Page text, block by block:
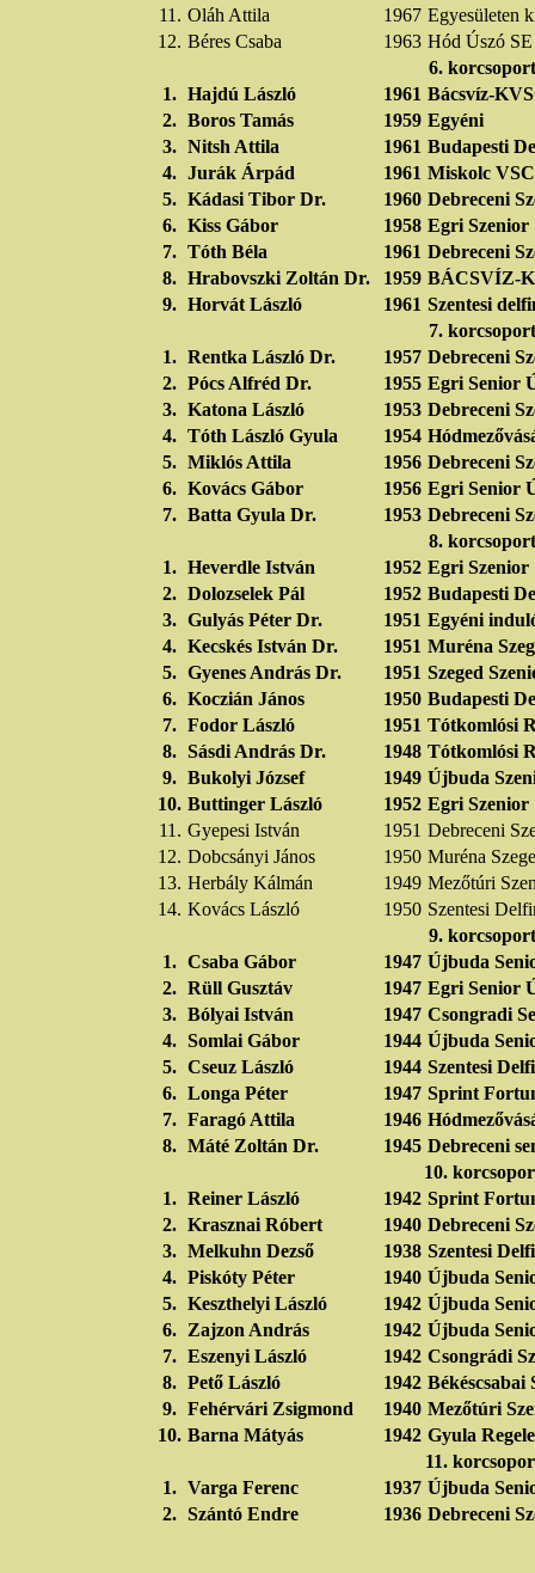
11. Oláh Attila 1967 Egyesületen
12. Béres Csaba 1963 Hód Úszó SE
6.
1. Hajdú László 1961 Bácsvíz-
2. Boros Tamás 1959 Egyéni
3. Nitsh Attila 1961 Budapesti
4. Jurák Árpád 1961 Miskolc VSC
5. Kádasi Tibor Dr. 1960 Debreceni
6. Kiss Gábor 1958 Egri Szenior
7. Tóth Béla 1961 Debreceni
8. Hrabovszki Zoltán Dr. 1959 BÁCSVÍZ-
9. Horvát László 1961 Szentesi
7.
1. Rentka László Dr. 1957 Debreceni
2. Pócs Alfréd Dr. 1955 Egri Senior
3. Katona László 1953 Debreceni
4. Tóth László Gyula 1954
5. Miklós Attila 1956 Debreceni
6. Kovács Gábor 1956 Egri Senior
7. Batta Gyula Dr. 1953 Debreceni
8.
1. Heverdle István 1952 Egri Szenior
2. Dolozselek Pál 1952 Budapesti
3. Gulyás Péter Dr. 1951 Egyéni
4. Kecskés István Dr. 1951 Muréna
5. Gyenes András Dr. 1951 Szeged
6. Koczián János 1950 Budapesti
7. Fodor László 1951 Tótkomlósi
8. Sásdi András Dr. 1948 Tótkomlósi
9. Bukolyi József 1949 Újbuda
10. Buttinger László 1952 Egri Szenior
11. Gyepesi István 1951 Debreceni
12. Dobcsányi János 1950 Muréna
13. Herbály Kálmán 1949 Mezőtúri
14. Kovács László 1950 Szentesi
9.
1. Csaba Gábor 1947 Újbuda
2. Rüll Gusztáv 1947 Egri Senior
3. Bólyai István 1947 Csongradi
4. Somlai Gábor 1944 Újbuda
5. Cseuz László 1944 Szentesi
6. Longa Péter 1947 Sprint
7. Faragó Attila 1946
8. Máté Zoltán Dr. 1945 Debreceni
10.
1. Reiner László 1942 Sprint
2. Krasznai Róbert 1940 Debreceni
3. Melkuhn Dezső 1938 Szentesi
4. Piskóty Péter 1940 Újbuda
5. Keszthelyi László 1942 Újbuda
6. Zajzon András 1942 Újbuda
7. Eszenyi László 1942 Csongrádi
8. Pető László 1942 Békéscsabai
9. Fehérvári Zsigmond 1940 Mezőtúri
10. Barna Mátyás 1942 Gyula
11.
1. Varga Ferenc 1937 Újbuda
2. Szántó Endre 1936 Debreceni